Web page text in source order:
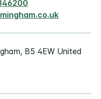
, B5 4EW United